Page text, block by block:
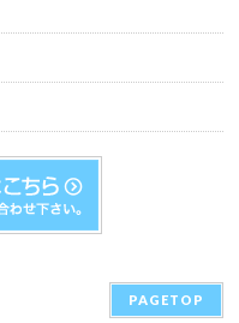
PAGETOP